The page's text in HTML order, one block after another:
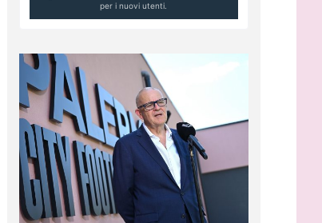
per i nuovi utenti.